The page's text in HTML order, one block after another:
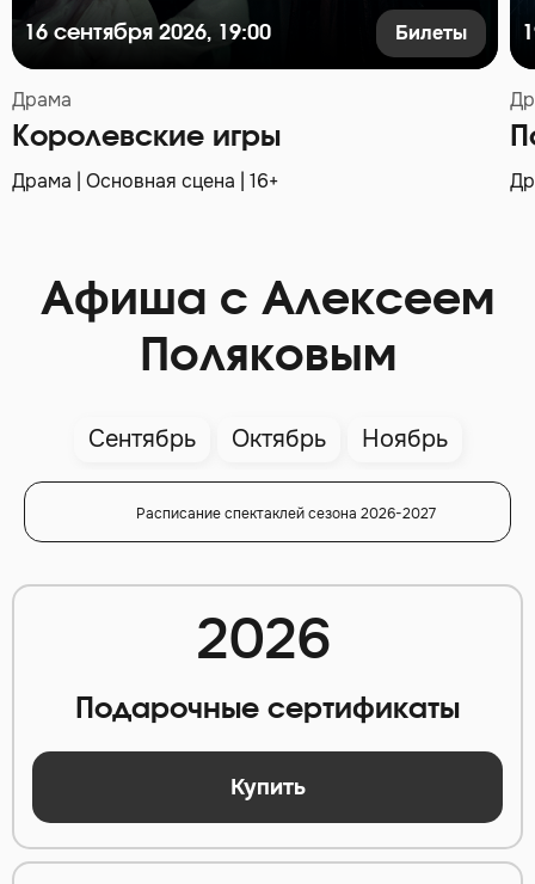
16 сентября 2026, 19:00 Билеты
Драма
Королевские игры
Драма | Основная сцена | 16+
Афиша с Алексеем
Поляковым
Сентябрь Октябрь Ноябрь
Расписание спектаклей сезона 2026-2027
2026
Подарочные сертификаты
Купить